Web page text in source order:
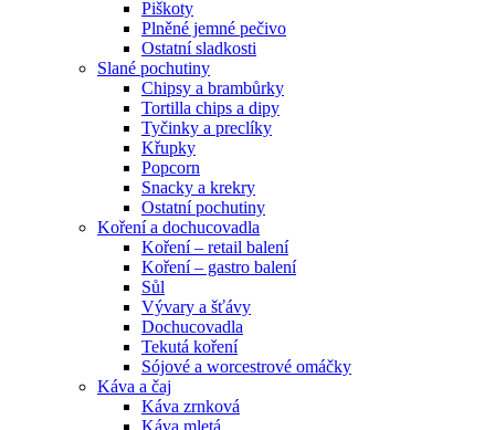
Piškoty
Plněné jemné pečivo
Ostatní sladkosti
Slané pochutiny
Chipsy a brambůrky
Tortilla chips a dipy
Tyčinky a preclíky
Křupky
Popcorn
Snacky a krekry
Ostatní pochutiny
Koření a dochucovadla
Koření – retail balení
Koření – gastro balení
Sůl
Vývary a šťávy
Dochucovadla
Tekutá koření
Sójové a worcestrové omáčky
Káva a čaj
Káva zrnková
Káva mletá